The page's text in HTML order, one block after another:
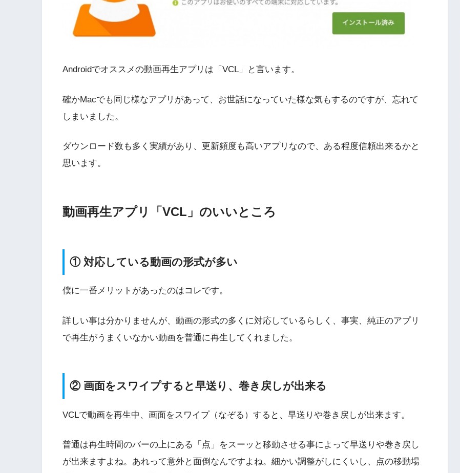
Androidでオススメの動画再生アプリは「VCL」と言います。
確かMacでも同じ様なアプリがあって、お世話になっていた様な気もするのですが、忘れて
しまいました。
ダウンロード数も多く実績があり、更新頻度も高いアプリなので、ある程度信頼出来るかと
思います。
動画再生アプリ「VCL」のいいところ
① 対応している動画の形式が多い
僕に一番メリットがあったのはコレです。
詳しい事は分かりませんが、動画の形式の多くに対応しているらしく、事実、純正のアプリ
で再生がうまくいなかい動画を普通に再生してくれました。
② 画面をスワイプすると早送り、巻き戻しが出来る
VCLで動画を再生中、画面をスワイプ（なぞる）すると、早送りや巻き戻しが出来ます。
普通は再生時間のバーの上にある「点」をスーッと移動させる事によって早送りや巻き戻し
が出来ますよね。あれって意外と面倒なんですよね。細かい調整がしにくいし、点の移動場